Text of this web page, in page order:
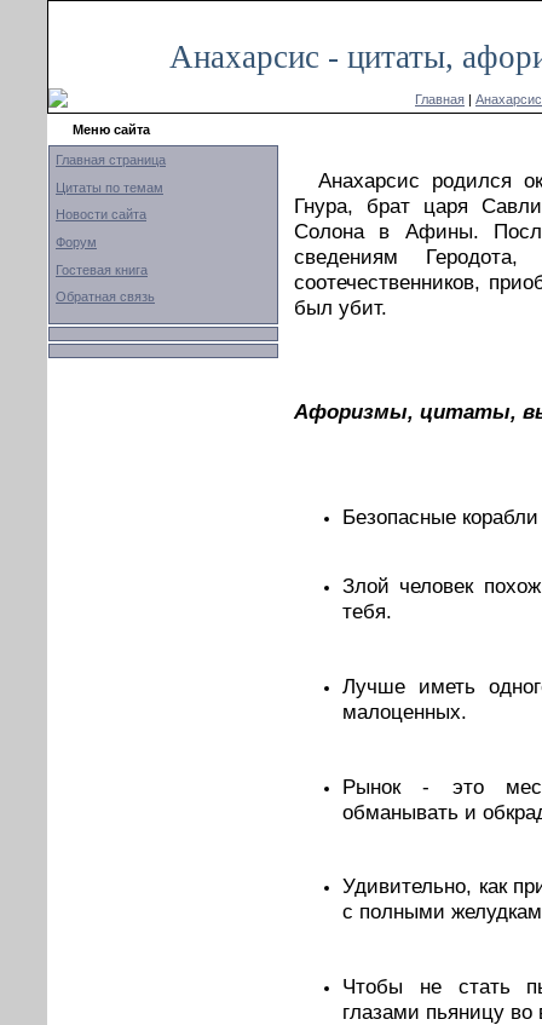
Анахарсис - цитаты,
Главная | Анахарсис
Меню сайта
Главная страница
Цитаты по темам
Новости сайта
Форум
Гостевая книга
Обратная связь
Анахарсис родился
Гнура, брат царя
Солона в Афины.
сведениям Геродота,
соотечественников,
был убит.
Афоризмы, цитаты,
Безопасные
Злой человек
тебя.
Лучше иметь
малоценных.
Рынок - это
обманывать и
Удивительно, как
с полными
Чтобы не стать
глазами пьяницу во